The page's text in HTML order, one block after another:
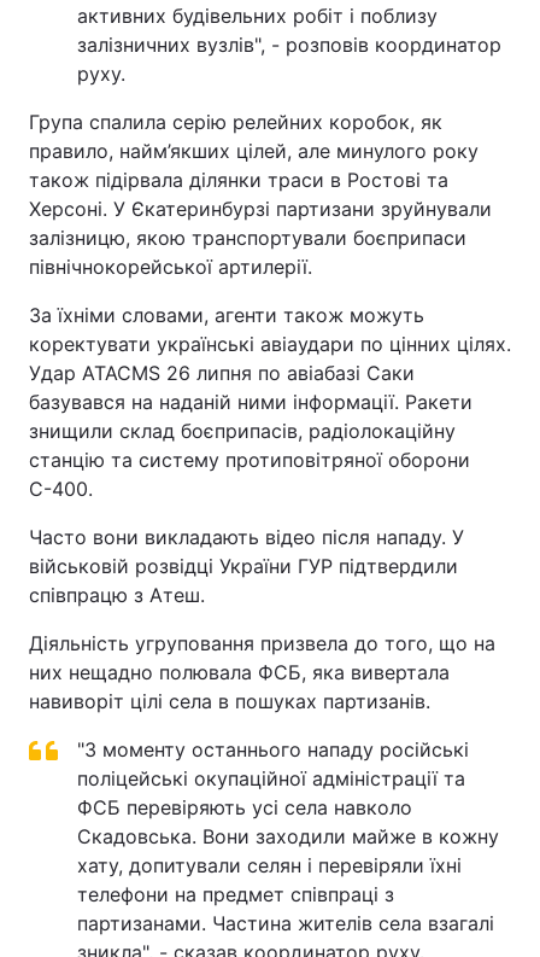
активних будівельних робіт і поблизу
залізничних вузлів", - розповів координатор
руху.
Група спалила серію релейних коробок, як
правило, найм’якших цілей, але минулого року
також підірвала ділянки траси в Ростові та
Херсоні. У Єкатеринбурзі партизани зруйнували
залізницю, якою транспортували боєприпаси
північнокорейської артилерії.
За їхніми словами, агенти також можуть
коректувати українські авіаудари по цінних цілях.
Удар ATACMS 26 липня по авіабазі Саки
базувався на наданій ними інформації. Ракети
знищили склад боєприпасів, радіолокаційну
станцію та систему протиповітряної оборони
С-400.
Часто вони викладають відео після нападу. У
військовій розвідці України ГУР підтвердили
співпрацю з Атеш.
Діяльність угруповання призвела до того, що на
них нещадно полювала ФСБ, яка вивертала
навиворіт цілі села в пошуках партизанів.
"З моменту останнього нападу російські
поліцейські окупаційної адміністрації та
ФСБ перевіряють усі села навколо
Скадовська. Вони заходили майже в кожну
хату, допитували селян і перевіряли їхні
телефони на предмет співпраці з
партизанами. Частина жителів села взагалі
зникла", - сказав координатор руху.